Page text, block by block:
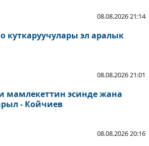
08.08.2026 21:14
куткаруучулары эл аралык
08.08.2026 21:01
мамлекеттин эсинде жана
- Койчиев
08.08.2026 20:16